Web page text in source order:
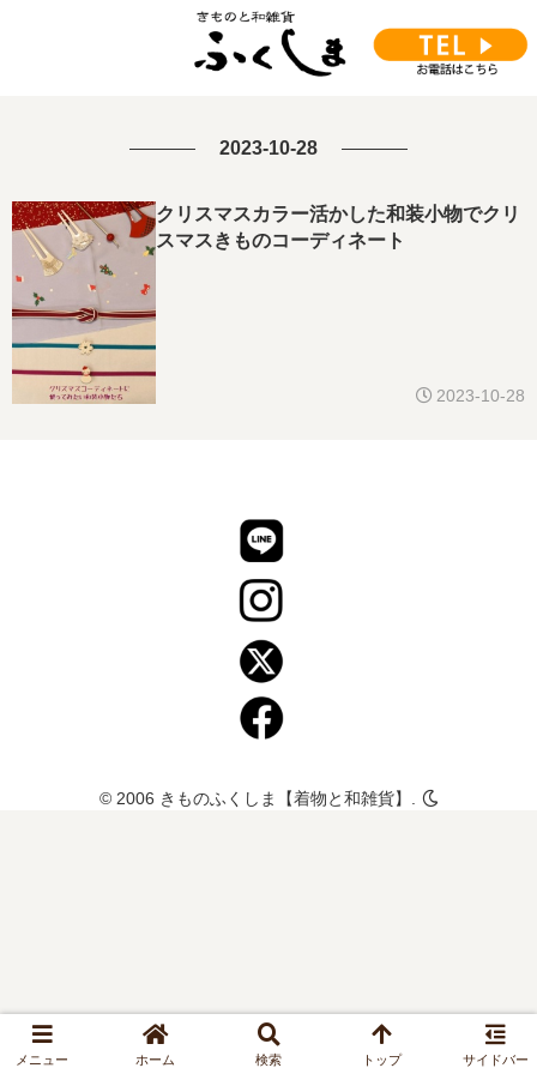
2023-10-28
クリスマスカラー活かした和装小物でクリ
スマスきものコーディネート
2023-10-28
© 2006 きものふくしま【着物と和雑貨】.
メニュー ホーム 検索 トップ サイドバー